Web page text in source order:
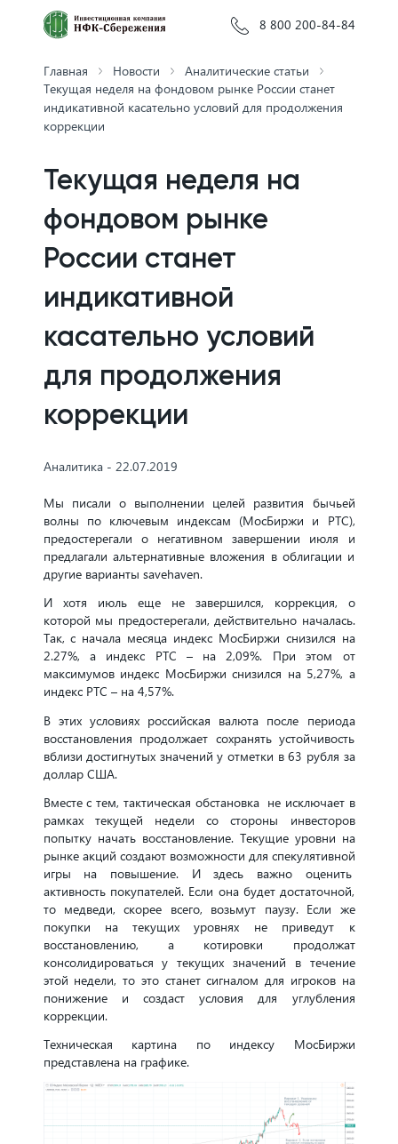
8 800 200-84-84
Главная Новости
Аналитические статьи
Текущая неделя на фондовом рынке России станет
индикативной касательно условий для продолжения
коррекции
Текущая неделя на
фондовом рынке
России станет
индикативной
касательно условий
для продолжения
коррекции
Аналитика - 22.07.2019
Мы писали о выполнении целей развития бычьей
волны по ключевым индексам (МосБиржи и РТС),
предостерегали о негативном завершении июля и
предлагали альтернативные вложения в облигации и
другие варианты savehaven.
И хотя июль еще не завершился, коррекция, о
которой мы предостерегали, действительно началась.
Так, с начала месяца индекс МосБиржи снизился на
2.27%, а индекс РТС – на 2,09%. При этом от
максимумов индекс МосБиржи снизился на 5,27%, а
индекс РТС – на 4,57%.
В этих условиях российская валюта после периода
восстановления продолжает сохранять устойчивость
вблизи достигнутых значений у отметки в 63 рубля за
доллар США.
Вместе с тем, тактическая обстановка не исключает в
рамках текущей недели со стороны инвесторов
попытку начать восстановление. Текущие уровни на
рынке акций создают возможности для спекулятивной
игры на повышение. И здесь важно оценить
активность покупателей. Если она будет достаточной,
то медведи, скорее всего, возьмут паузу. Если же
покупки на текущих уровнях не приведут к
восстановлению, а котировки продолжат
консолидироваться у текущих значений в течение
этой недели, то это станет сигналом для игроков на
понижение и создаст условия для углубления
коррекции.
Техническая картина по индексу МосБиржи
представлена на графике.